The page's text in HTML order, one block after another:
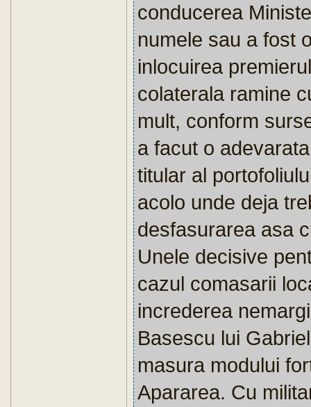
conducerea
numele sau a fost
inlocuirea
colaterala ramine
mult, conform
a facut o
titular al
acolo unde deja
desfasurarea asa
Unele decisive
cazul comasarii
increderea
Basescu lui
masura modului
Apararea. Cu